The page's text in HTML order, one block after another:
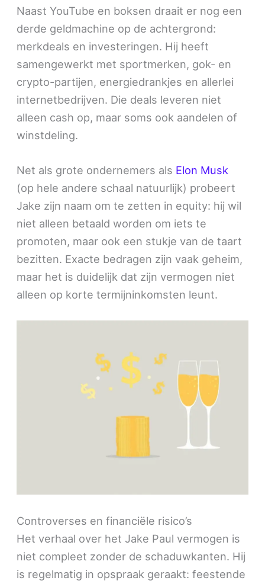
Naast YouTube en boksen draait er nog een
derde geldmachine op de achtergrond:
merkdeals en investeringen. Hij heeft
samengewerkt met sportmerken, gok- en
crypto-partijen, energiedrankjes en allerlei
internetbedrijven. Die deals leveren niet
alleen cash op, maar soms ook aandelen of
winstdeling.
Net als grote ondernemers als Elon Musk
(op hele andere schaal natuurlijk) probeert
Jake zijn naam om te zetten in equity: hij wil
niet alleen betaald worden om iets te
promoten, maar ook een stukje van de taart
bezitten. Exacte bedragen zijn vaak geheim,
maar het is duidelijk dat zijn vermogen niet
alleen op korte termijninkomsten leunt.
Controverses en financiële risico’s
Het verhaal over het Jake Paul vermogen is
niet compleet zonder de schaduwkanten. Hij
is regelmatig in opspraak geraakt: feestende